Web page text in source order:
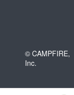
© CAMPFIRE,
Inc.